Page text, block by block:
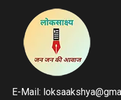
E-Mail: